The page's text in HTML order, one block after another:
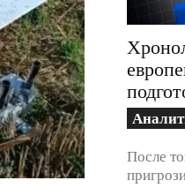
После